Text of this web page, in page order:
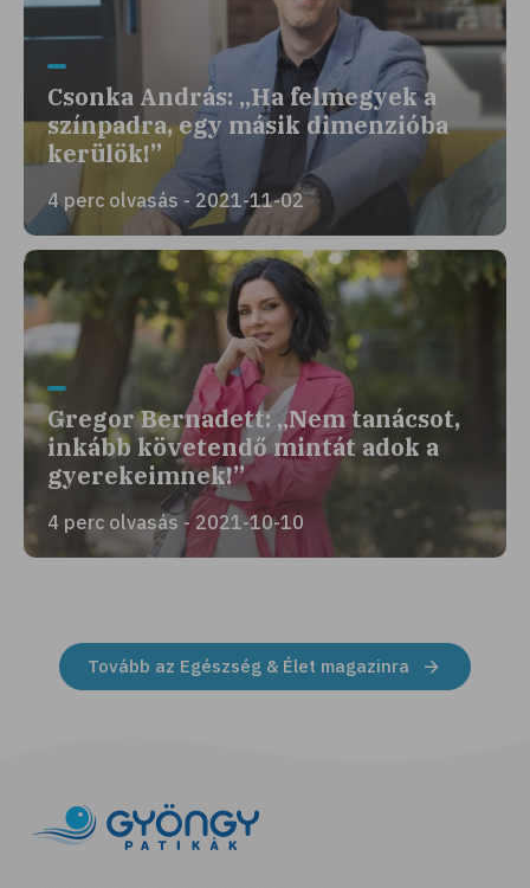
Csonka András: „Ha felmegyek a
színpadra, egy másik dimenzióba
kerülök!”
4 perc olvasás - 2021-11-02
Gregor Bernadett: „Nem tanácsot,
inkább követendő mintát adok a
gyerekeimnek!”
4 perc olvasás - 2021-10-10
Tovább az Egészség & Élet magazinra